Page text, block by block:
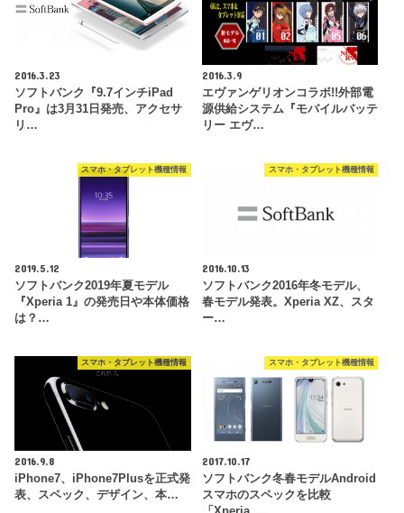
2016.3.23
ソフトバンク『9.7インチiPad
Pro』は3月31日発売、アクセサ
リ…
2016.3.9
エヴァンゲリオンコラボ!!外部電
源供給システム『モバイルバッテ
リー エヴ…
スマホ・タブレット機種情報
2019.5.12
ソフトバンク2019年夏モデル
『Xperia 1』の発売日や本体価格
は？…
スマホ・タブレット機種情報
2016.10.13
ソフトバンク2016年冬モデル、
春モデル発表。Xperia XZ、スタ
ー…
スマホ・タブレット機種情報
2016.9.8
iPhone7、iPhone7Plusを正式発
表、スペック、デザイン、本…
スマホ・タブレット機種情報
2017.10.17
ソフトバンク冬春モデルAndroid
スマホのスペックを比較